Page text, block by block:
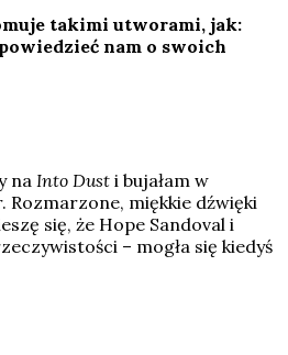
takimi utworami, jak:
nam o swoich
na Into Dust i bujałam w
Rozmarzone, miękkie dźwięki
się, że Hope Sandoval i
– mogła się kiedyś